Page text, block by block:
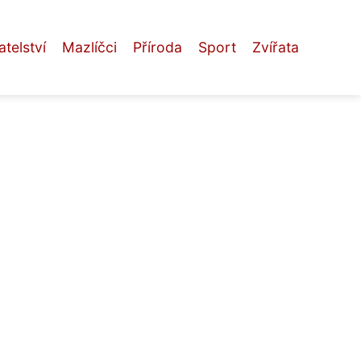
Mazlíčci Příroda Sport Zvířata